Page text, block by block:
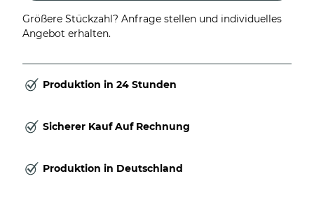
Größere Stückzahl? Anfrage stellen und individuelles
Angebot erhalten.
Produktion in 24 Stunden
Sicherer Kauf Auf Rechnung
Produktion in Deutschland